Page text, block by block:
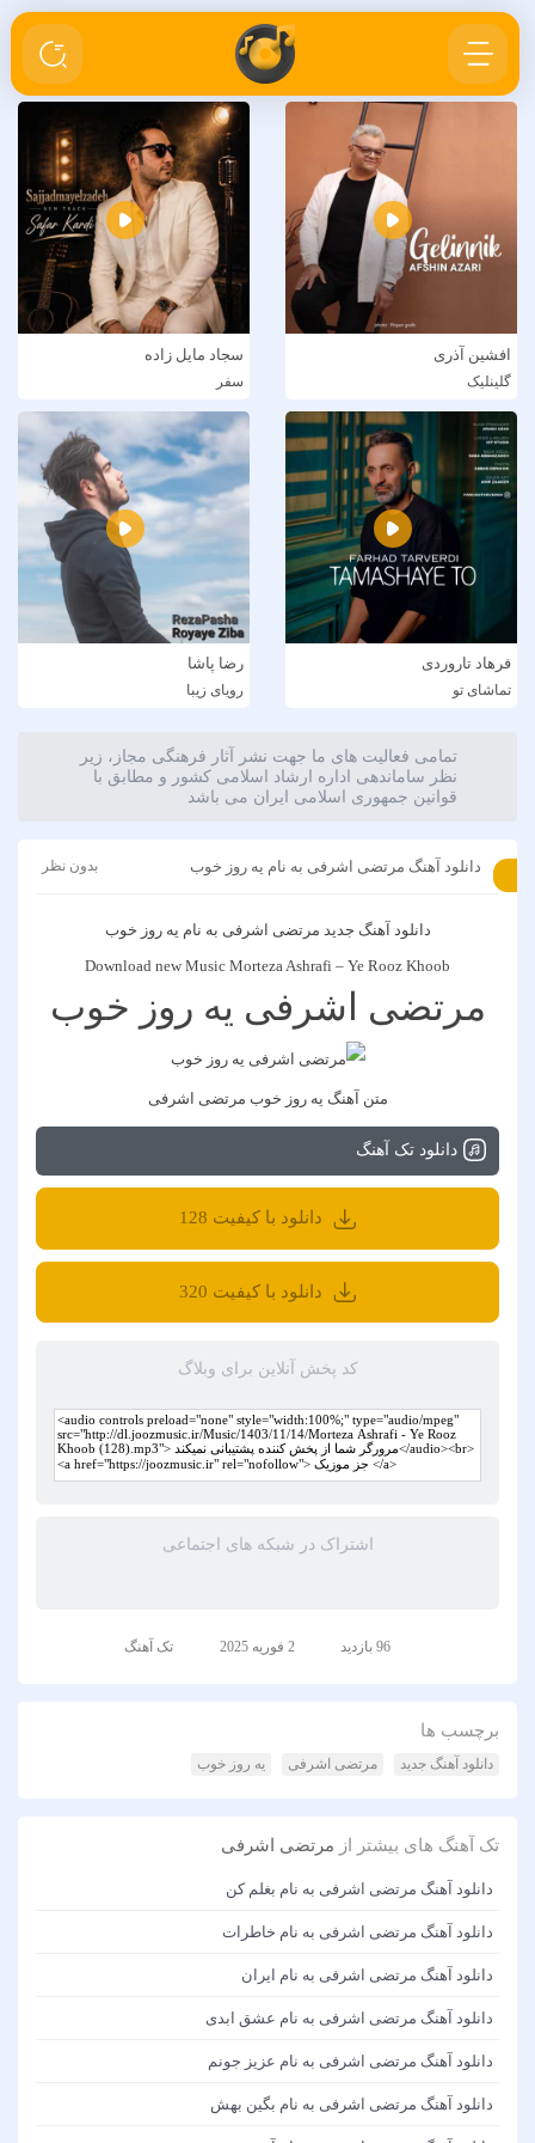
افشین آذری
گلینلیک
سجاد مایل زاده
سفر
فرهاد تاروردی
تماشای تو
رضا پاشا
رویای زیبا
تمامی فعالیت های ما جهت نشر آثار فرهنگی مجاز، زیر
نظر ساماندهی اداره ارشاد اسلامی کشور و مطابق با
قوانین جمهوری اسلامی ایران می باشد
دانلود آهنگ مرتضی اشرفی به نام یه روز خوب بدون نظر
دانلود آهنگ جدید مرتضی اشرفی به نام یه روز خوب
Download new Music Morteza Ashrafi – Ye Rooz Khoob
مرتضی اشرفی یه روز خوب
متن آهنگ یه روز خوب مرتضی اشرفی
دانلود تک آهنگ
دانلود با کیفیت 128
دانلود با کیفیت 320
کد پخش آنلاین برای وبلاگ
اشتراک در شبکه های اجتماعی
96 بازدید 2 فوریه 2025 تک آهنگ
برچسب ها
دانلود آهنگ جدید مرتضی اشرفی یه روز خوب
تک آهنگ های بیشتر از مرتضی اشرفی
دانلود آهنگ مرتضی اشرفی به نام بغلم کن
دانلود آهنگ مرتضی اشرفی به نام خاطرات
دانلود آهنگ مرتضی اشرفی به نام ایران
دانلود آهنگ مرتضی اشرفی به نام عشق ابدی
دانلود آهنگ مرتضی اشرفی به نام عزیز جونم
دانلود آهنگ مرتضی اشرفی به نام بگین بهش